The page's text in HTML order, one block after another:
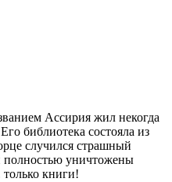
Ассирия жил некогда
библиотека состояла из
случился страшный
уничтожены
книги!